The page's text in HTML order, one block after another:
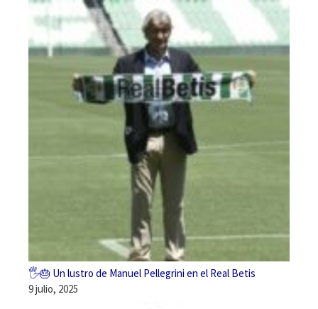
🖐️🎂 Un lustro de Manuel Pellegrini en el Real Betis
9 julio, 2025